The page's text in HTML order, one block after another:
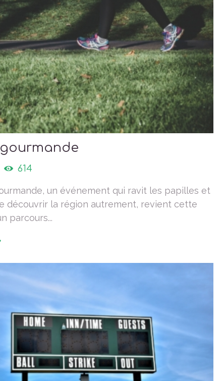
614
un événement qui ravit les papilles et
découvrir la région autrement, revient cette
parcours...